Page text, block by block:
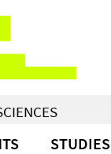
STUDIES